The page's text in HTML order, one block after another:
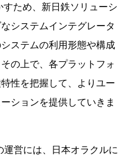
ため、新日鉄ソリューシ
システムインテグレータ
ステムの利用形態や構成
の上で、各プラットフォ
性を把握して、よりユー
ションを提供していきま
営には、日本オラクルに